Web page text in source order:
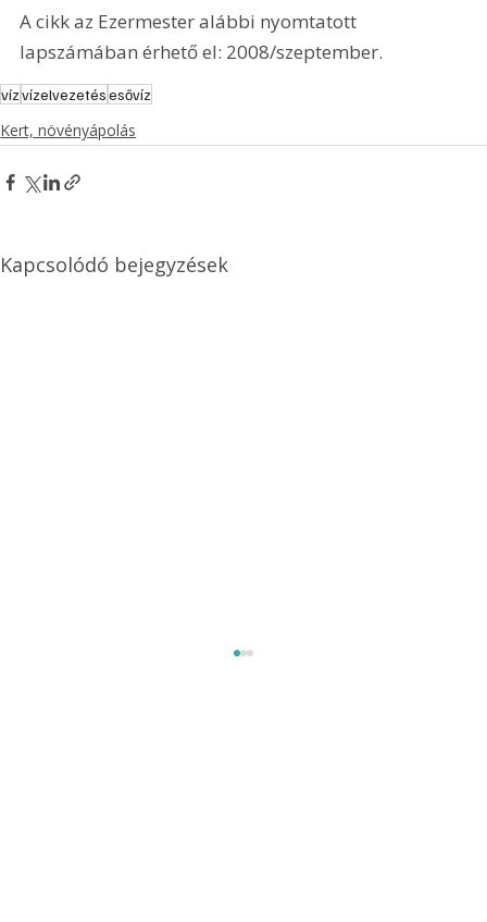
A cikk az Ezermester alábbi nyomtatott
lapszámában érhető el: 2008/szeptember.
vízvízelvezetésesővíz
Kert, növényápolás
Kapcsolódó bejegyzések